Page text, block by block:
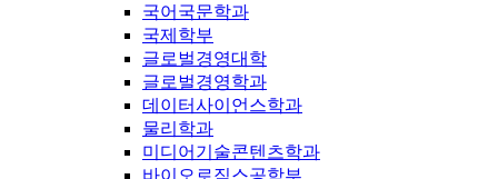
국어국문학과
국제학부
글로벌경영대학
글로벌경영학과
데이터사이언스학과
물리학과
미디어기술콘텐츠학과